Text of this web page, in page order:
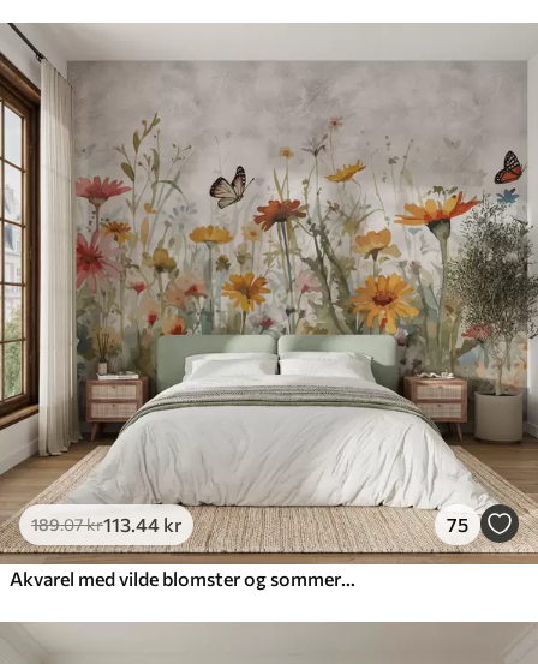
189.07kr113 .44 kr 75